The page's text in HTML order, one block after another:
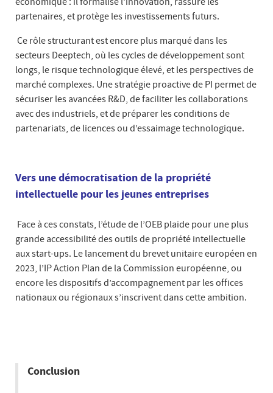
partenaires, et protège les investissements futurs.
Ce rôle structurant est encore plus marqué dans les
secteurs Deeptech, où les cycles de développement sont
longs, le risque technologique élevé, et les perspectives de
marché complexes. Une stratégie proactive de PI permet de
sécuriser les avancées R&D, de faciliter les collaborations
avec des industriels, et de préparer les conditions de
partenariats, de licences ou d’essaimage technologique.
Vers une démocratisation de la propriété
intellectuelle pour les jeunes entreprises
Face à ces constats, l’étude de l’OEB plaide pour une plus
grande accessibilité des outils de propriété intellectuelle
aux start-ups. Le lancement du brevet unitaire européen en
2023, l’IP Action Plan de la Commission européenne, ou
encore les dispositifs d’accompagnement par les offices
nationaux ou régionaux s’inscrivent dans cette ambition.
Conclusion